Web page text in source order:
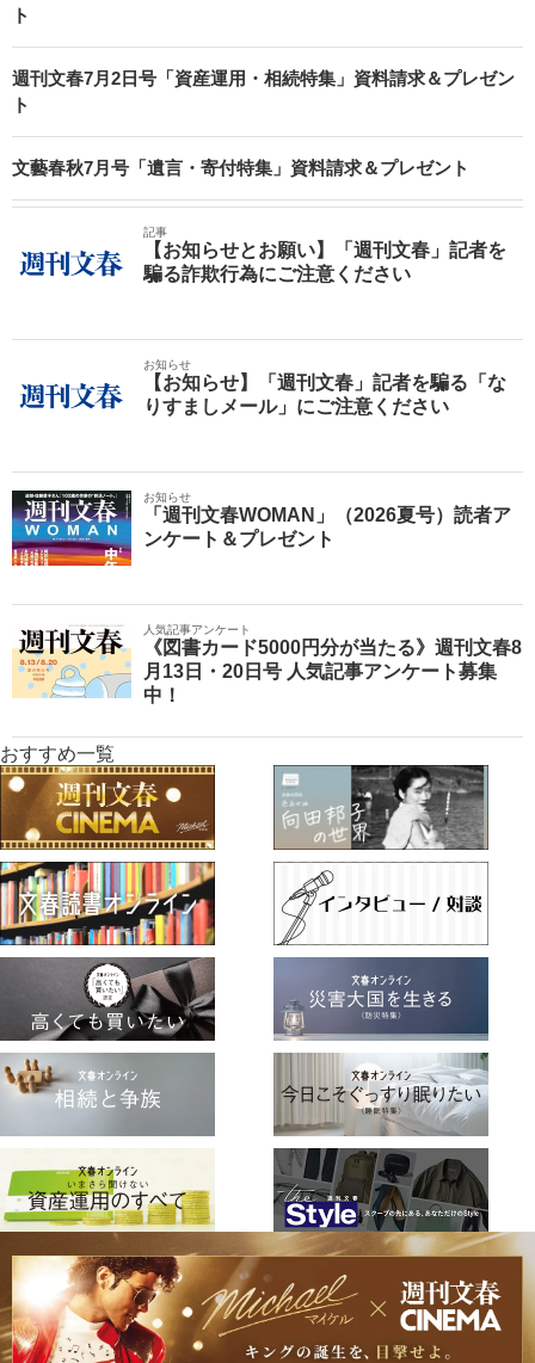
ト
週刊文春7月2日号「資産運用・相続特集」資料請求＆プレゼン
ト
文藝春秋7月号「遺言・寄付特集」資料請求＆プレゼント
記事
【お知らせとお願い】「週刊文春」記者を
騙る詐欺行為にご注意ください
お知らせ
【お知らせ】「週刊文春」記者を騙る「な
りすましメール」にご注意ください
お知らせ
「週刊文春WOMAN」（2026夏号）読者ア
ンケート＆プレゼント
人気記事アンケート
《図書カード5000円分が当たる》週刊文春8
月13日・20日号 人気記事アンケート募集
中！
おすすめ一覧